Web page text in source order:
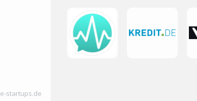
startups.de